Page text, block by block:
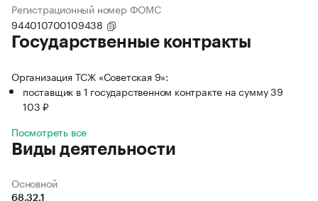
Регистрационный номер ФОМС
944010700109438
Государственные контракты
Организация ТСЖ «Советская 9»:
поставщик в 1 государственном контракте на сумму 39
103 ₽
Посмотреть все
Виды деятельности
Основной
68.32.1